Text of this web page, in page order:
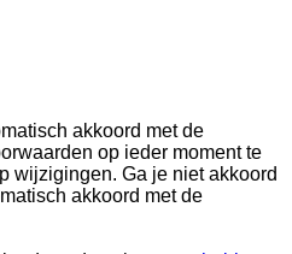
akkoord met de
op ieder moment te
wijzigingen. Ga je niet akkoord
akkoord met de